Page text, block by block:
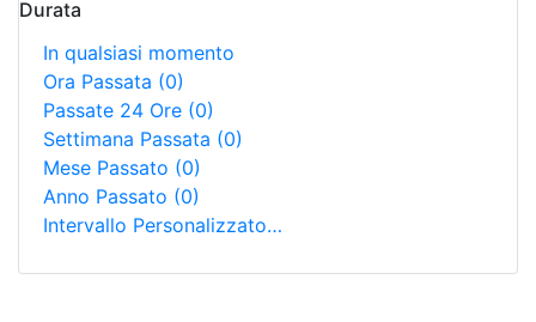
Durata
In qualsiasi momento
Ora Passata (0)
Passate 24 Ore (0)
Settimana Passata (0)
Mese Passato (0)
Anno Passato (0)
Intervallo Personalizzato…